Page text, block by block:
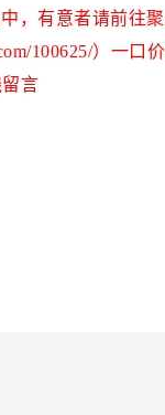
，有意者请前往
100625/）一口
言